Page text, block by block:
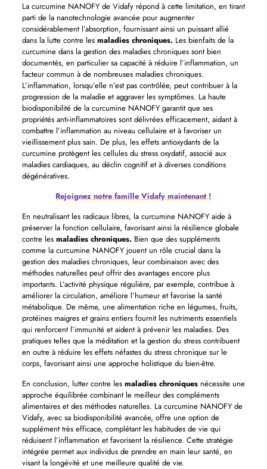
La curcumine NANOFY de Vidafy répond à cette limitation, en tirant
parti de la nanotechnologie avancée pour augmenter
considérablement l’absorption, fournissant ainsi un puissant allié
dans la lutte contre les maladies chroniques.Les bienfaits de la
curcumine dans la gestion des maladies chroniques sont bien
documentés, en particulier sa capacité à réduire l’inflammation, un
facteur commun à de nombreuses maladies chroniques.
L’inflammation, lorsqu’elle n’est pas contrôlée, peut contribuer à la
progression de la maladie et aggraver les symptômes. La haute
biodisponibilité de la curcumine NANOFY garantit que ses
propriétés anti-inflammatoires sont délivrées efficacement, aidant à
combattre l’inflammation au niveau cellulaire et à favoriser un
vieillissement plus sain. De plus, les effets antioxydants de la
curcumine protègent les cellules du stress oxydatif, associé aux
maladies cardiaques, au déclin cognitif et à diverses conditions
dégénératives.
Rejoignez notre famille Vidafy maintenant !
En neutralisant les radicaux libres, la curcumine NANOFY aide à
préserver la fonction cellulaire, favorisant ainsi la résilience globale
contre les maladies chroniques.Bien que des suppléments
comme la curcumine NANOFY jouent un rôle crucial dans la
gestion des maladies chroniques, leur combinaison avec des
méthodes naturelles peut offrir des avantages encore plus
importants. L’activité physique régulière, par exemple, contribue à
améliorer la circulation, améliore l’humeur et favorise la santé
métabolique. De même, une alimentation riche en légumes, fruits,
protéines maigres et grains entiers fournit les nutriments essentiels
qui renforcent l’immunité et aident à prévenir les maladies. Des
pratiques telles que la méditation et la gestion du stress contribuent
en outre à réduire les effets néfastes du stress chronique sur le
corps, favorisant ainsi une approche holistique du bien-être.
En conclusion, lutter contre les maladies chroniquesnécessite une
approche équilibrée combinant le meilleur des compléments
alimentaires et des méthodes naturelles. La curcumine NANOFY de
Vidafy, avec sa biodisponibilité avancée, offre une option de
supplément très efficace, complétant les habitudes de vie qui
réduisent l’inflammation et favorisent la résilience. Cette stratégie
intégrée permet aux individus de prendre en main leur santé, en
visant la longévité et une meilleure qualité de vie.